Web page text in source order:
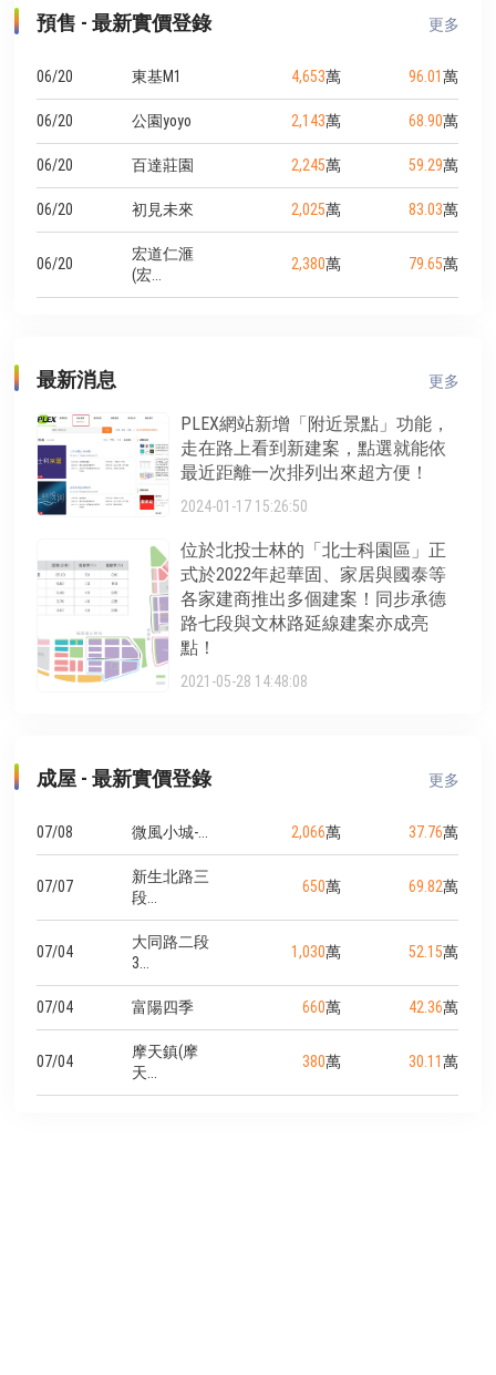
預售 - 最新實價登錄 更多
06/20 東基M1 4,653萬 96.01萬
06/20 公園yoyo 2,143萬 68.90萬
06/20 百達莊園 2,245萬 59.29萬
06/20 初見未來 2,025萬 83.03萬
06/20
宏道仁滙
(宏...
2,380萬 79.65萬
最新消息 更多
PLEX網站新增「附近景點」功能，
走在路上看到新建案，點選就能依
最近距離一次排列出來超方便！
2024-01-17 15:26:50
位於北投士林的「北士科園區」正
式於2022年起華固、家居與國泰等
各家建商推出多個建案！同步承德
路七段與文林路延線建案亦成亮
點！
2021-05-28 14:48:08
成屋 - 最新實價登錄 更多
07/08 微風小城-... 2,066萬 37.76萬
07/07
新生北路三
段...
650萬 69.82萬
07/04
大同路二段
3...
1,030萬 52.15萬
07/04 富陽四季 660萬 42.36萬
07/04
摩天鎮(摩
天...
380萬 30.11萬
園瑠公圳公園，生活機能非常便
利。
道等。學校的話走路5分鐘到學
就到。開車2分鐘就上重陽大
橋，跨淡水河幾分鐘就進台北
市。 註1：本案為70年地上權產
品，使用年限依現場公告為主。
地使用權」，建商與政府租用70
土地增值稅，但每年須繳地租給
政府(地租約3.5%，2.5%為固定、
27坪)、2+1房(29坪)、3房(34-37
部電梯，合計共55戶住家，一樓
提供的公設有接待大廳、中庭花
園、兒童遊戲區等。 建案地點
就在中央路四段靜巷內，旁邊為
鴻海園區，步行3分鐘可到2990
坪的頂埔永福公園，學區頂埔國
小走路5分鐘可到，採買可步行5
分鐘到全聯福利中心土城中州
店，步行6分鐘到捷運頂埔站。
坪，興建AB2棟地上27層地下5
與3房(65-80坪)的房型，平均每
比約32%，提供的公設有接待大
廳、交誼廳、閱覽室、健身房、
KTV、戶外泳池、室內溫泉池、
Spa 水療池、烤箱等。 建案地點
在中正東路一段靜巷內，離輕軌
竿蓁林站步行約6分鐘，採買的
話，步行10分鐘可至全聯福利中
到捷運紅樹林站、走路約17分鐘